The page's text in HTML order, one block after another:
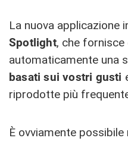
La nuova applicazione
Spotlight, che fornisce
automaticamente una
basati sui vostri gusti
riprodotte più
È ovviamente possibile